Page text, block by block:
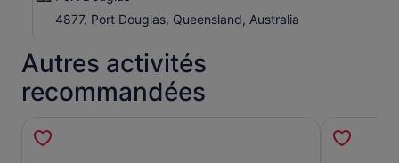
4877, Port Douglas, Queensland, Australia
Autres activités
recommandées